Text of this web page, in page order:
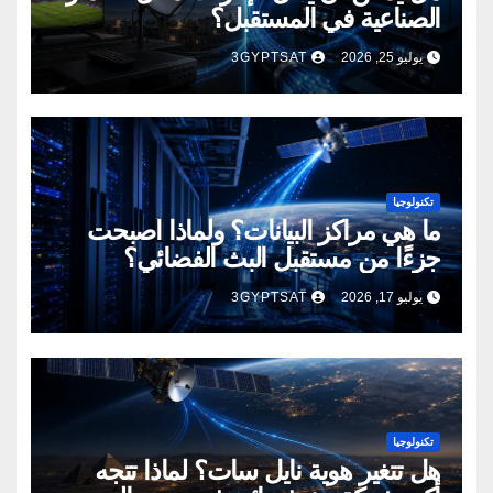
الصناعية في المستقبل؟
يوليو 25, 2026 3GYPTSAT
تكنولوجيا
ما هي مراكز البيانات؟ ولماذا أصبحت
جزءًا من مستقبل البث الفضائي؟
يوليو 17, 2026 3GYPTSAT
تكنولوجيا
هل تتغير هوية نايل سات؟ لماذا تتجه